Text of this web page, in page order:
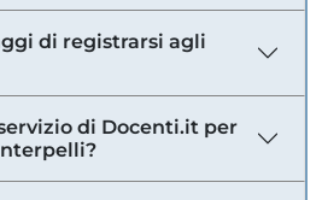
di registrarsi agli
di Docenti.it per